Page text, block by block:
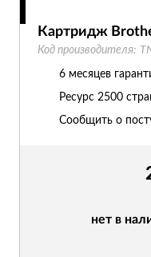
нет в
Картридж
Код производителя:
6 месяцев
Ресурс 2500
Сообщить о